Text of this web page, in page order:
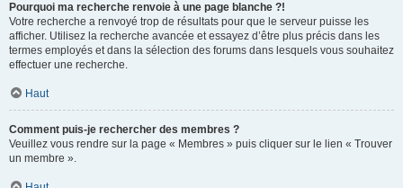
Pourquoi ma recherche renvoie à une page blanche ?!
Votre recherche a renvoyé trop de résultats pour que le serveur puisse les
afficher. Utilisez la recherche avancée et essayez d’être plus précis dans les
termes employés et dans la sélection des forums dans lesquels vous souhaitez
effectuer une recherche.
Haut
Comment puis-je rechercher des membres ?
Veuillez vous rendre sur la page « Membres » puis cliquer sur le lien « Trouver
un membre ».